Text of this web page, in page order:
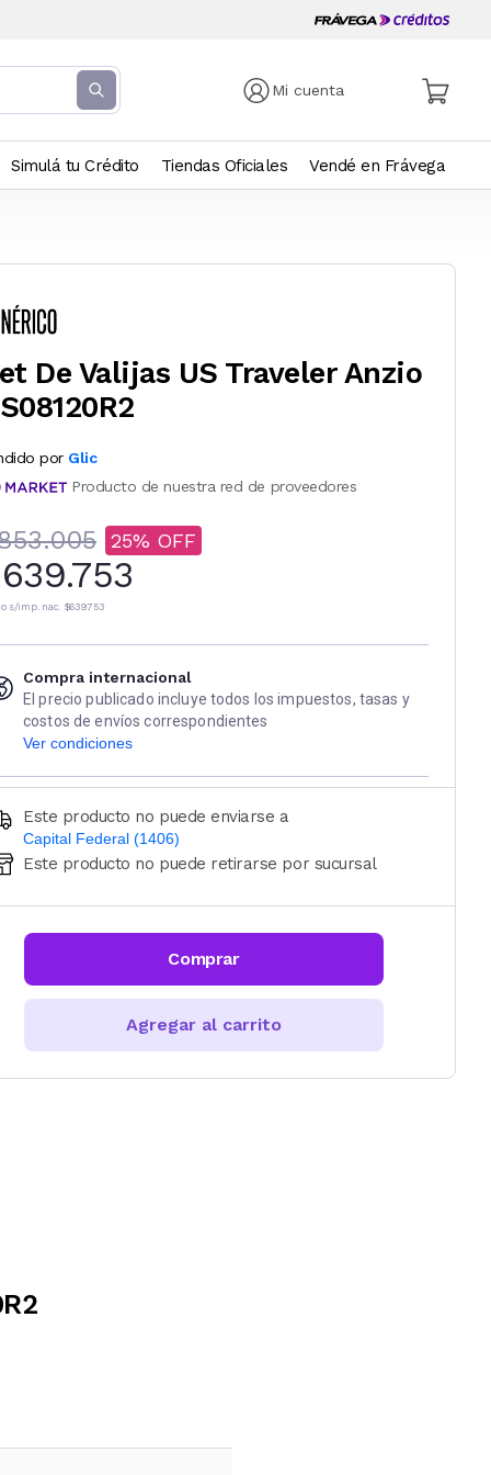
Mi cuenta
Simulá tu Crédito Tiendas Oficiales Vendé en Frávega
De Valijas US Traveler Anzio
por Glic
Producto de nuestra red de proveedores
25
s/imp. nac. $639.753
Compra internacional
El precio publicado incluye todos los impuestos, tasas y
costos de envíos correspondientes
Ver condiciones
Este producto no puede enviarse a
Capital Federal (1406)
Ingresá código postal (sólo números)
CALCULAR
Este producto no puede retirarse por sucursal
Comprar
Agregar al carrito